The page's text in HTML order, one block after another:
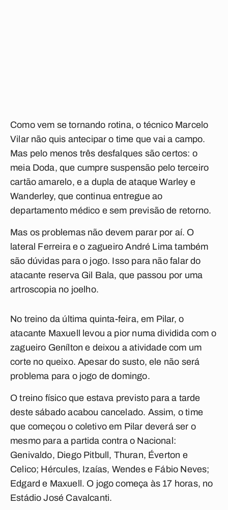
Como vem se tornando rotina, o técnico Marcelo
Vilar não quis antecipar o time que vai a campo.
Mas pelo menos três desfalques são certos: o
meia Doda, que cumpre suspensão pelo terceiro
cartão amarelo, e a dupla de ataque Warley e
Wanderley, que continua entregue ao
departamento médico e sem previsão de retorno.
Mas os problemas não devem parar por aí. O
lateral Ferreira e o zagueiro André Lima também
são dúvidas para o jogo. Isso para não falar do
atacante reserva Gil Bala, que passou por uma
artroscopia no joelho.
No treino da última quinta-feira, em Pilar, o
atacante Maxuell levou a pior numa dividida com o
zagueiro Genílton e deixou a atividade com um
corte no queixo. Apesar do susto, ele não será
problema para o jogo de domingo.
O treino físico que estava previsto para a tarde
deste sábado acabou cancelado. Assim, o time
que começou o coletivo em Pilar deverá ser o
mesmo para a partida contra o Nacional:
Genivaldo, Diego Pitbull, Thuran, Éverton e
Celico; Hércules, Izaías, Wendes e Fábio Neves;
Edgard e Maxuell. O jogo começa às 17 horas, no
Estádio José Cavalcanti.